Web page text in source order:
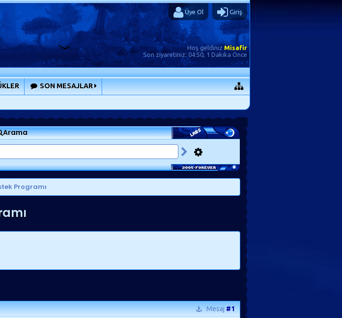
Üye Ol Giriş
Hoş geldiniz Misafir
Son ziyaretiniz:04:50, 1 Dakika Önce
SON MESAJLAR
Arama
Programı
Mesaj#1